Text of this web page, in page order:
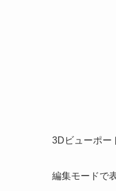
3Dビューポー
編集モードで